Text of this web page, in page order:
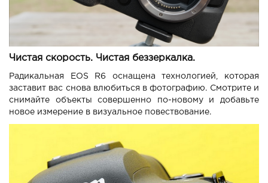
Чистая скорость. Чистая беззеркалка.
Радикальная EOS R6 оснащена технологией, которая
заставит вас снова влюбиться в фотографию. Смотрите и
снимайте объекты совершенно по-новому и добавьте
новое измерение в визуальное повествование.